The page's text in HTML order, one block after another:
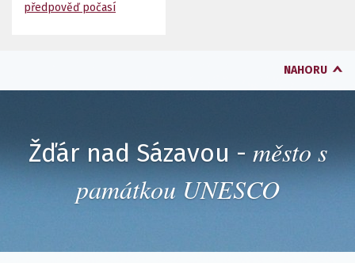
předpověď počasí
NAHORU
Žďár nad Sázavou - město s
památkou UNESCO